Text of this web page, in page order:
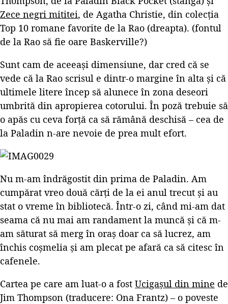
Zece negri mititei, de Agatha Christie, din colecția
Top 10 romane favorite de la Rao (dreapta). (fontul
de la Rao să fie oare Baskerville?)
Sunt cam de aceeași dimensiune, dar cred că se
vede că la Rao scrisul e dintr-o margine în alta și că
ultimele litere încep să alunece în zona deseori
umbrită din apropierea cotorului. În poză trebuie să
o apăs cu ceva forță ca să rămână deschisă – cea de
la Paladin n-are nevoie de prea mult efort.
Nu m-am îndrăgostit din prima de Paladin. Am
cumpărat vreo două cărți de la ei anul trecut și au
stat o vreme în bibliotecă. Într-o zi, când mi-am dat
seama că nu mai am randament la muncă și că m-
am săturat să merg în oraș doar ca să lucrez, am
închis coșmelia și am plecat pe afară ca să citesc în
cafenele.
Cartea pe care am luat-o a fost Ucigașul din mine de
Jim Thompson (traducere: Ona Frantz) – o poveste